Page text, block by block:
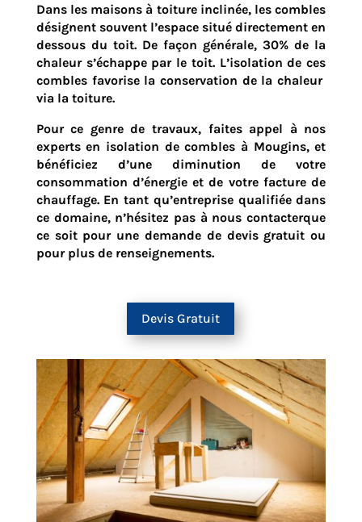
Dans les maisons à toiture inclinée, les combles
désignent souvent l’espace situé directement en
dessous du toit. De façon générale, 30% de la
chaleur s’échappe par le toit. L’isolation de ces
combles favorise la conservation de la chaleur
via la toiture.
Pour ce genre de travaux, faites appel à nos
experts en isolation de combles à Mougins, et
bénéficiez d’une diminution de votre
consommation d’énergie et de votre facture de
chauffage. En tant qu’entreprise qualifiée dans
ce domaine, n’hésitez pas à nous contacterque
ce soit pour une demande de devis gratuit ou
pour plus de renseignements.
Devis Gratuit